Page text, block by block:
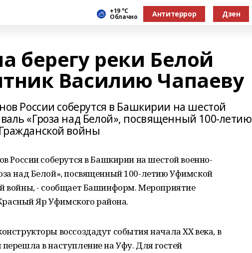
+19 °С
Облачно Антитеррор Дзен
берегу реки Белой
Василию Чапаеву
России соберутся в Башкирии на шестой
«Гроза над Белой», посвященный 100-летию
войны
России соберутся в Башкирии на шестой военно-
над Белой», посвященный 100-летию Уфимской
войны, - сообщает Башинформ. Мероприятие
Яр Уфимского района.
воссоздадут события начала ХХ века, в
в наступление на Уфу. Для гостей